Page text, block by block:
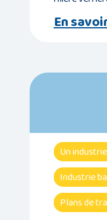
En
Un
Industrie
Plans de